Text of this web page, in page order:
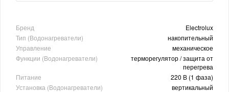
Бренд
Electrolux
Тип (Водонагреватели)
накопительный
Управление
механическое
Функции (Водонагреватели)
терморегулятор / защита от
перегрева
Питание
220 В (1 фаза)
Установка (Водонагреватели)
вертикальный